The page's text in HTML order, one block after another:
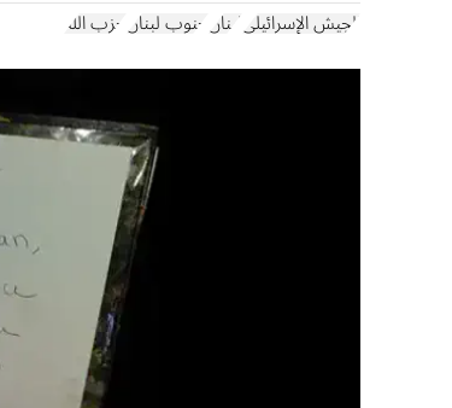
الجيش الإسرائيليلبنان جنوب لبنان حزب الله